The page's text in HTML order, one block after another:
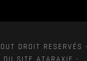
DROIT RESERVÉS ·
DU SITE ATARAXIE ·